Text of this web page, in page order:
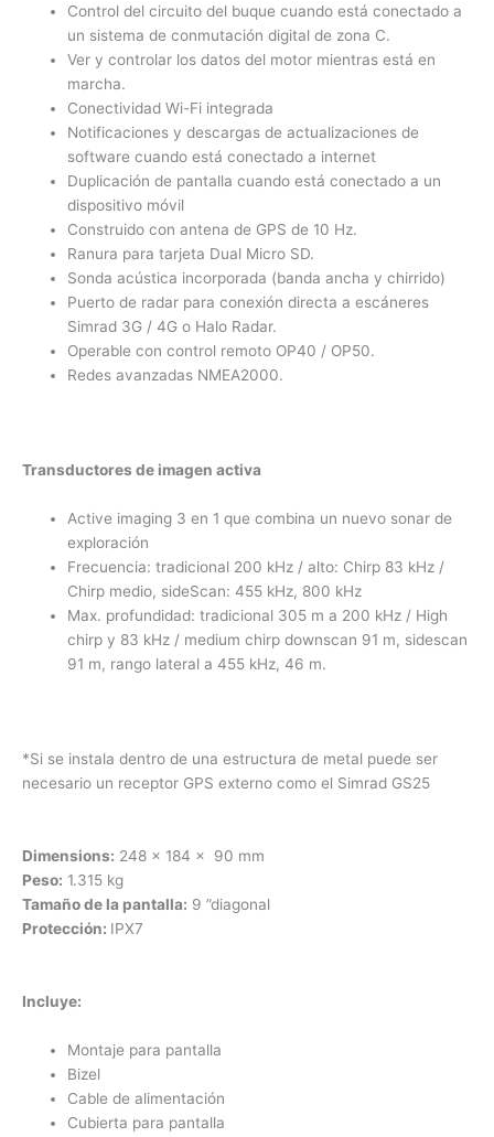
Control del circuito del buque cuando está conectado a
un sistema de conmutación digital de zona C.
Ver y controlar los datos del motor mientras está en
marcha.
Conectividad Wi-Fi integrada
Notificaciones y descargas de actualizaciones de
software cuando está conectado a internet
Duplicación de pantalla cuando está conectado a un
dispositivo móvil
Construido con antena de GPS de 10 Hz.
Ranura para tarjeta Dual Micro SD.
Sonda acústica incorporada (banda ancha y chirrido)
Puerto de radar para conexión directa a escáneres
Simrad 3G / 4G o Halo Radar.
Operable con control remoto OP40 / OP50.
Redes avanzadas NMEA2000.
Transductores de imagen activa
Active imaging 3 en 1 que combina un nuevo sonar de
exploración
Frecuencia: tradicional 200 kHz / alto: Chirp 83 kHz /
Chirp medio, sideScan: 455 kHz, 800 kHz
Max. profundidad: tradicional 305 m a 200 kHz / High
chirp y 83 kHz / medium chirp downscan 91 m, sidescan
91 m, rango lateral a 455 kHz, 46 m.
*Si se instala dentro de una estructura de metal puede ser
necesario un receptor GPS externo como el Simrad GS25
Dimensions: 248 x 184 x 90 mm
Peso: 1.315 kg
Tamaño de la pantalla: 9 ”diagonal
Protección: IPX7
Incluye:
Montaje para pantalla
Bizel
Cable de alimentación
Cubierta para pantalla